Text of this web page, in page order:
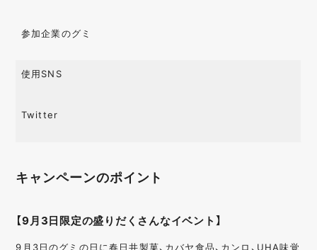
参加企業のグミ
使用SNS
Twitter
キャンペーンのポイント
【9月3日限定の盛りだくさんなイベント】
9月3日のグミの日に春日井製菓、カバヤ食品、カンロ、UHA味覚